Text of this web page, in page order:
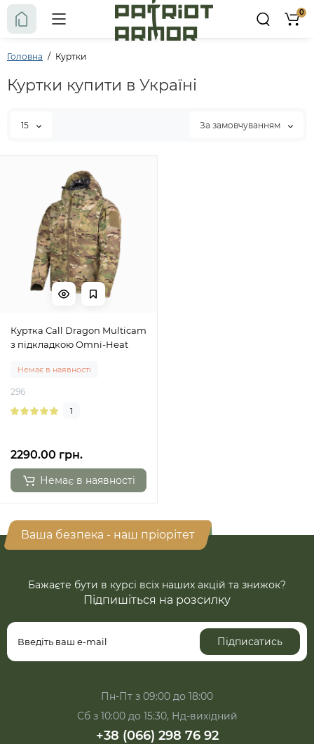
0
Головна Куртки
Куртки купити в Україні
15 За замовчуванням
Куртка Call Dragon Multicam
з підкладкою Omni-Heat
Немає в наявності
296
1
2290.00 грн.
Немає в наявності
Ваша безпека - наш пріорітет
Бажаєте бути в курсі всіх наших акцій та знижок?
Підпишіться на розсилку
Підписатись
Пн-Пт з 09:00 до 18:00
Сб з 10:00 до 15:30, Нд-вихідний
+38 (066) 298 76 92